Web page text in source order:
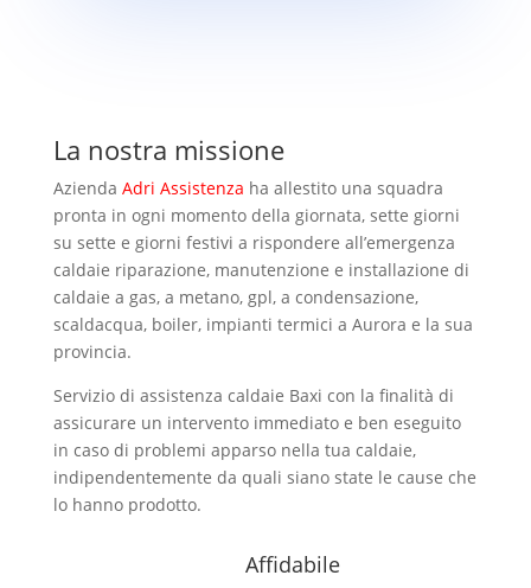
La nostra missione
Azienda Adri Assistenza ha allestito una squadra
pronta in ogni momento della giornata, sette giorni
su sette e giorni festivi a rispondere all’emergenza
caldaie riparazione, manutenzione e installazione di
caldaie a gas, a metano, gpl, a condensazione,
scaldacqua, boiler, impianti termici a Aurora e la sua
provincia.
Servizio di assistenza caldaie Baxi con la finalità di
assicurare un intervento immediato e ben eseguito
in caso di problemi apparso nella tua caldaie,
indipendentemente da quali siano state le cause che
lo hanno prodotto.
Affidabile